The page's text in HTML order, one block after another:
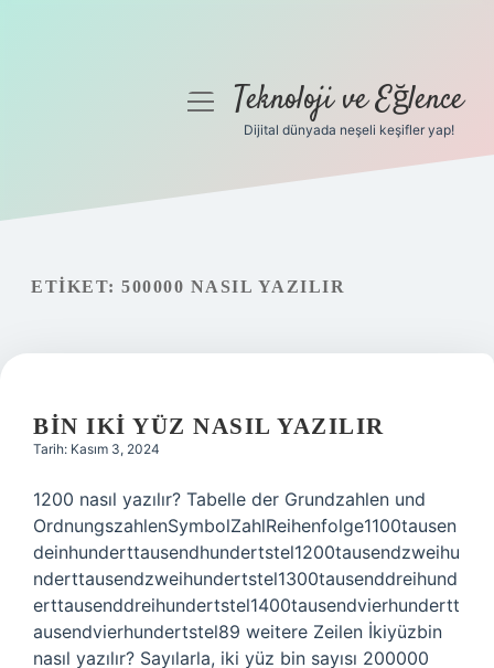
Gizlilik Politikası
menüyüTeknoloji ve Eğlence
Dijital dünyada neşeli keşifler yap!
ETIKET: 500000 NASIL YAZILIR
BIN IKI YÜZ NASIL YAZILIR
Tarih: Kasım 3, 2024
1200 nasıl yazılır? Tabelle der Grundzahlen und
OrdnungszahlenSymbolZahlReihenfolge1100tausen
deinhunderttausendhundertstel1200tausendzweihu
nderttausendzweihundertstel1300tausenddreihund
erttausenddreihundertstel1400tausendvierhundertt
ausendvierhundertstel89 weitere Zeilen İkiyüzbin
nasıl yazılır? Sayılarla, iki yüz bin sayısı 200000